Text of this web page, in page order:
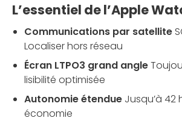
L’essentiel de l’Apple
Communications par satellite
Localiser hors réseau
Écran LTPO3 grand angle
lisibilité optimisée
Autonomie étendue Jusqu’à 42
économie